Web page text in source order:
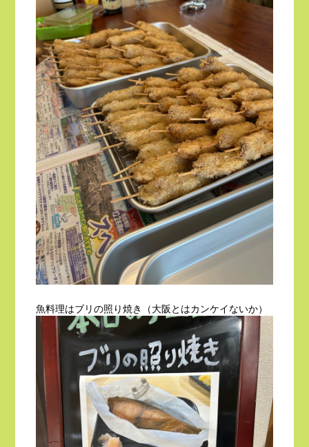
魚料理はブリの照り焼き（大阪とはカンケイないか）